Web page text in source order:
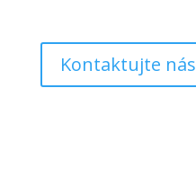
Kontaktujte nás